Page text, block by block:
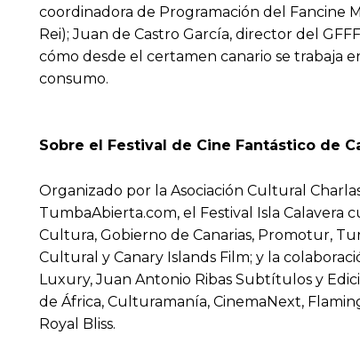
coordinadora de Programación del Fancine
Rei); Juan de Castro García, director del
cómo desde el certamen canario se trabaja
consumo.
Sobre el Festival de Cine Fantástico de
Organizado por la Asociación Cultural
TumbaAbierta.com, el Festival Isla
Cultura, Gobierno de Canarias, Promotur,
Cultural y Canary Islands Film; y la
Luxury, Juan Antonio Ribas Subtítulos y
de África, Culturamanía, CinemaNext,
Royal Bliss.